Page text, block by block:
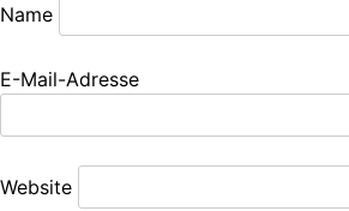
Name
E-Mail-Adresse
Website